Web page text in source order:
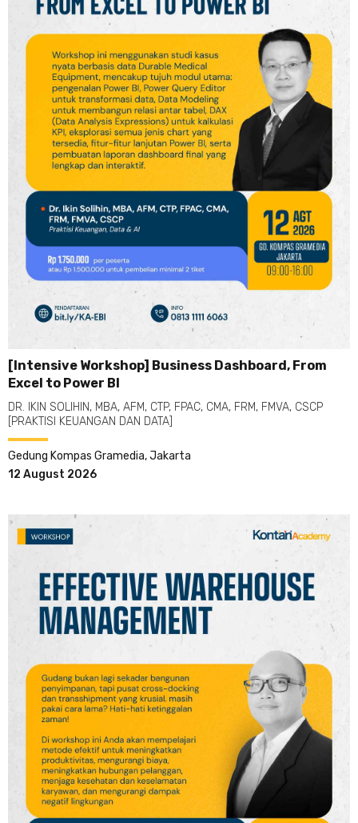
[Intensive Workshop] Business Dashboard, From
Excel to Power BI
DR. IKIN SOLIHIN, MBA, AFM, CTP, FPAC, CMA, FRM, FMVA, CSCP
[PRAKTISI KEUANGAN DAN DATA]
Gedung Kompas Gramedia, Jakarta
12 August 2026